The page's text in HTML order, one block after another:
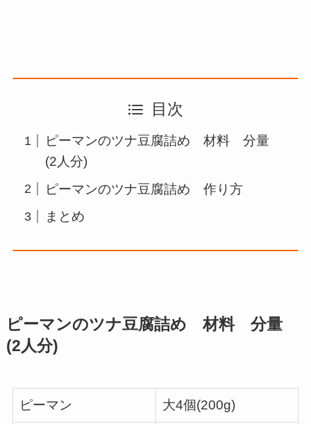
目次
ピーマンのツナ豆腐詰め 材料 分量
(2人分)
ピーマンのツナ豆腐詰め 作り方
まとめ
ピーマンのツナ豆腐詰め 材料 分量
(2人分)
ピーマン 大4個(200g)